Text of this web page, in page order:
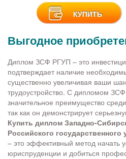
КУПИТЬ
Выгодное
Диплом ЗСФ РГУП – это
подтверждает наличие
существенно увеличивая ваши
трудоустройство. С дипломом
значительное преимущество
так как он демонстрирует
Купить диплом Западно-
Российского
– это эффективный метод начать
юриспруденции и добиться